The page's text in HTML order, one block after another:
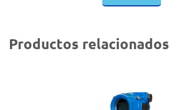
Productos relacionados